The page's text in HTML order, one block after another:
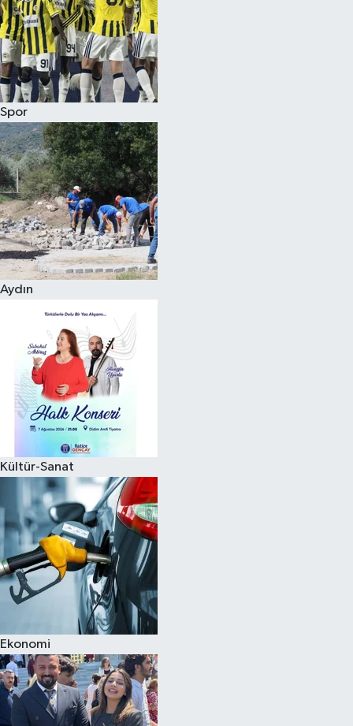
Spor
Aydın
Kültür-Sanat
Ekonomi
Magazin